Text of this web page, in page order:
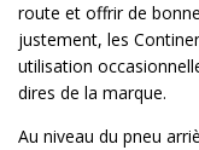
route et offrir de
justement, les
utilisation
dires de la marque.
Au niveau du pneu